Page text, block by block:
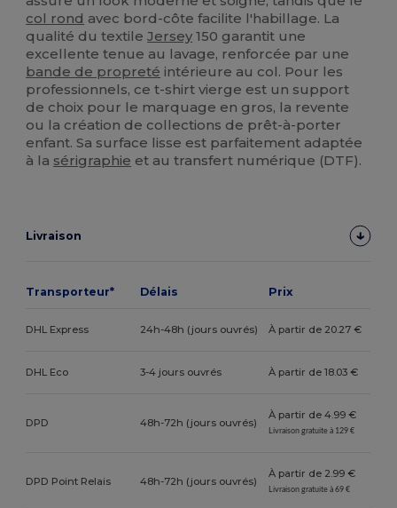
col rond avec bord-côte facilite l'habillage. La
qualité du textileJersey 150 garantit une
excellente tenue au lavage, renforcée par une
bande de propreté intérieure au col. Pour les
professionnels, ce t-shirt vierge est un support
de choix pour le marquage en gros, la revente
ou la création de collections de prêt-à-porter
enfant. Sa surface lisse est parfaitement adaptée
à la sérigraphie et au transfert numérique (DTF).
Livraison
Transporteur* Délais Prix
DHL Express 24h-48h (jours ouvrés) À partir de 20.27 €
DHL Eco 3-4 jours ouvrés À partir de 18.03 €
DPD 48h-72h (jours ouvrés)
À partir de 4.99 €
Livraison gratuite à 129 €
DPD Point Relais 48h-72h (jours ouvrés)
À partir de 2.99 €
Livraison gratuite à 69 €